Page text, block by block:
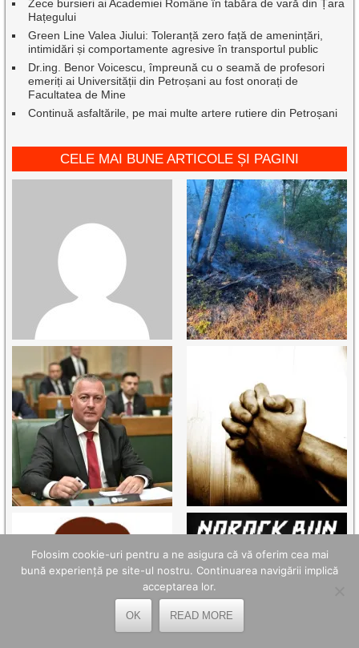
Zece bursieri ai Academiei Române în tabăra de vară din Țara
Hațegului
Green Line Valea Jiului: Toleranță zero față de amenințări,
intimidări și comportamente agresive în transportul public
Dr.ing. Benor Voicescu, împreună cu o seamă de profesori
emeriți ai Universității din Petroșani au fost onorați de
Facultatea de Mine
Continuă asfaltările, pe mai multe artere rutiere din Petroșani
CELE MAI BUNE ARTICOLE ȘI PAGINI
Folosim cookie-uri pentru a ne asigura că vă oferim cea mai
bună experiență pe site-ul nostru. Continuarea navigării implică
acceptarea lor.
OK READ MORE